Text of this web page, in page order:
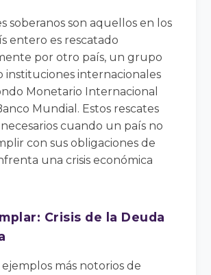
soberanos son aquellos en los
entero es rescatado
por otro país, un grupo
instituciones internacionales
Monetario Internacional
Mundial. Estos rescates
cuando un país no
con sus obligaciones de
una crisis económica
Crisis de la Deuda
más notorios de